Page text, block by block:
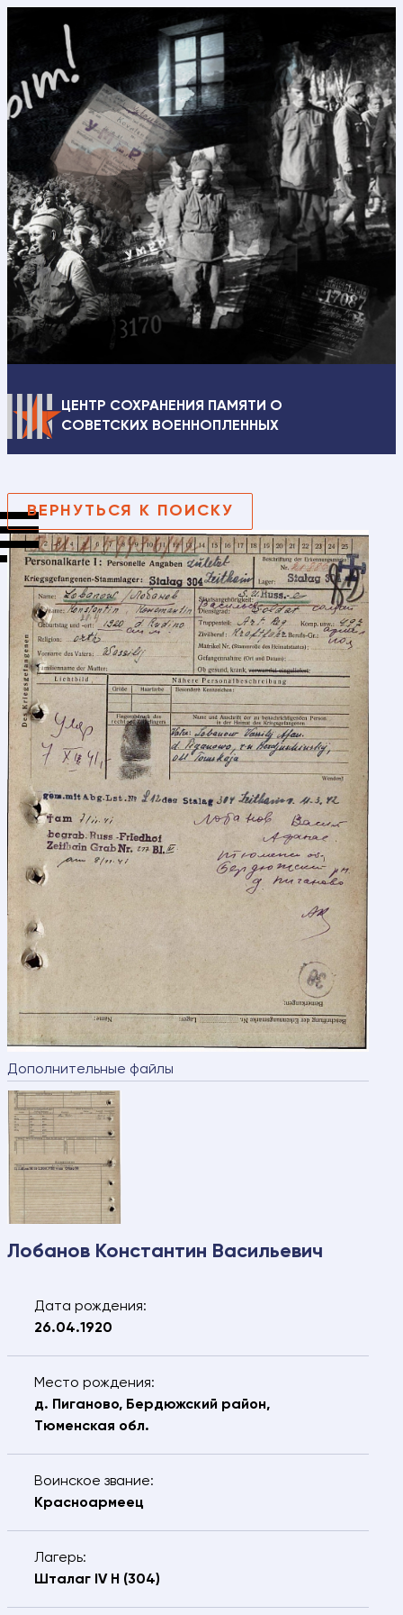
ЦЕНТР СОХРАНЕНИЯ ПАМЯТИ О
СОВЕТСКИХ ВОЕННОПЛЕННЫХ
ВЕРНУТЬСЯ К ПОИСКУ
Дополнительные файлы
Лобанов Константин Васильевич
Дата рождения:
26.04.1920
Место рождения:
д. Пиганово, Бердюжский район,
Тюменская обл.
Воинское звание:
Красноармеец
Лагерь:
Шталаг IV H (304)